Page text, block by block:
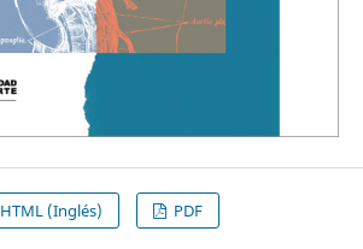
HTML (Inglés) PDF